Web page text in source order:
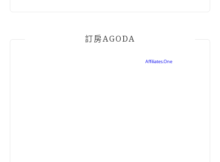
訂房AGODA